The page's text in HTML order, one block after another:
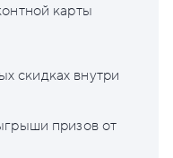
карты
скидках внутри
призов от